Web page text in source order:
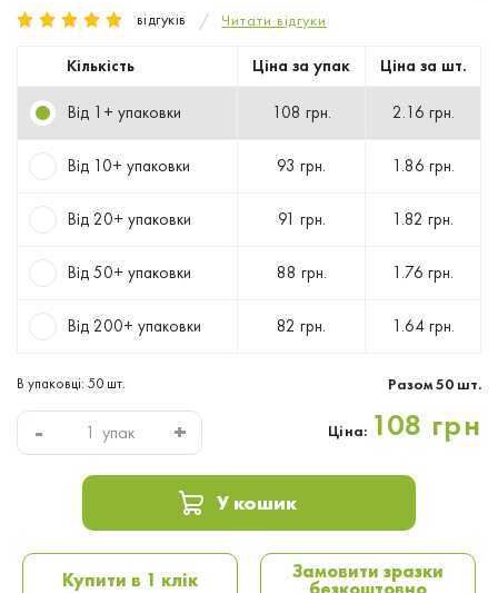
відгуків Читати відгуки
Кількість Ціна за упак Ціна за шт.
Від 1+ упаковки 108 грн. 2.16 грн.
Від 10+ упаковки 93 грн. 1.86 грн.
Від 20+ упаковки 91 грн. 1.82 грн.
Від 50+ упаковки 88 грн. 1.76 грн.
Від 200+ упаковки 82 грн. 1.64 грн.
В упаковці: 50 шт.
- упак +
Разом50 шт.
Ціна: 108 грн
У кошик
Купити в 1 клік Замовити зразки